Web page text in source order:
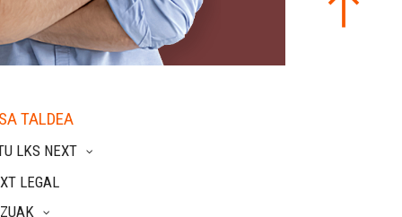
TALDEA
LKS NEXT
LEGAL